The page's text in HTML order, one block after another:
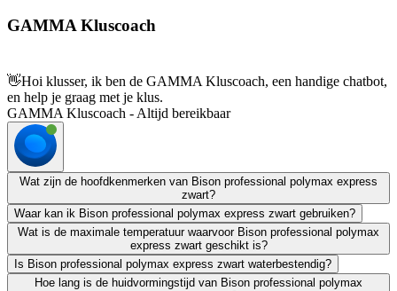
GAMMA Kluscoach
👋Hoi klusser, ik ben de GAMMA Kluscoach, een handige chatbot,
en help je graag met je klus.
GAMMA Kluscoach - Altijd bereikbaar
Wat zijn de hoofdkenmerken van Bison professional polymax express
zwart?
Waar kan ik Bison professional polymax express zwart gebruiken?
Wat is de maximale temperatuur waarvoor Bison professional polymax
express zwart geschikt is?
Is Bison professional polymax express zwart waterbestendig?
Hoe lang is de huidvormingstijd van Bison professional polymax